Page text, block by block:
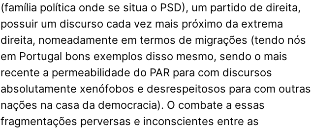
(família política onde se situa o PSD), um partido de direita,
possuir um discurso cada vez mais próximo da extrema
direita, nomeadamente em termos de migrações (tendo nós
em Portugal bons exemplos disso mesmo, sendo o mais
recente a permeabilidade do PAR para com discursos
absolutamente xenófobos e desrespeitosos para com outras
nações na casa da democracia). O combate a essas
fragmentações perversas e inconscientes entre as